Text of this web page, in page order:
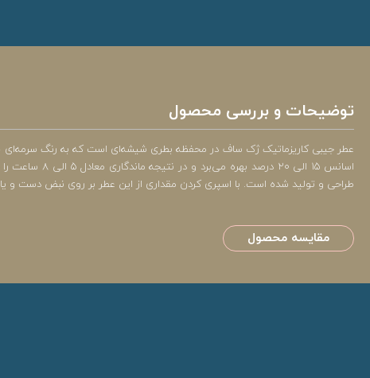
توضیحات و بررسی محصول
اسانس 15
طراحی و تولید شده است. با اسپری کردن مقداری از این عطر بر روی نبض دست و
مقایسه محصول